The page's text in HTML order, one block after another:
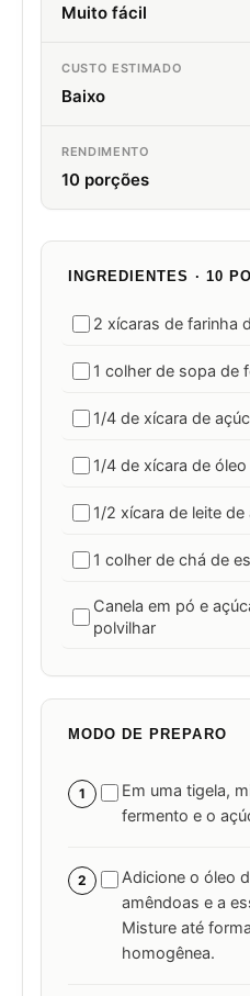
Muito fácil
CUSTO ESTIMADO
Baixo
RENDIMENTO
10 porções
INGREDIENTES · 10
2 xícaras de farinha
1 colher de sopa de
1/4 de xícara de
1/4 de xícara de
1/2 xícara de leite de
1 colher de chá de
Canela em pó e
polvilhar
MODO DE PREPARO
1
Em uma tigela,
fermento e o
2
Adicione o óleo
amêndoas e a
Misture até
homogênea.